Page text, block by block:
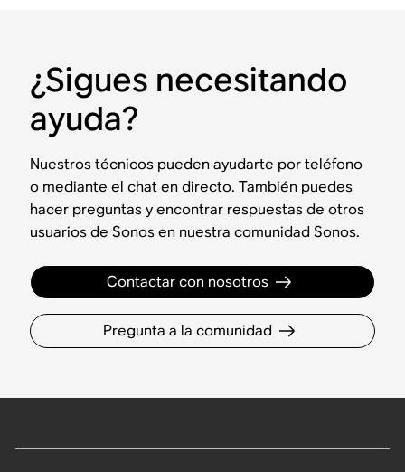
¿Sigues necesitando
ayuda?
Nuestros técnicos pueden ayudarte por teléfono
o mediante el chat en directo. También puedes
hacer preguntas y encontrar respuestas de otros
usuarios de Sonos en nuestra comunidad Sonos.
Contactar con nosotros
Pregunta a la comunidad